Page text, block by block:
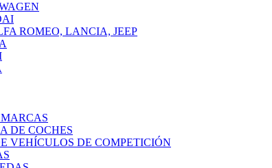
ROMEO, LANCIA, JEEP
DE COCHES
VEHÍCULOS DE COMPETICIÓN